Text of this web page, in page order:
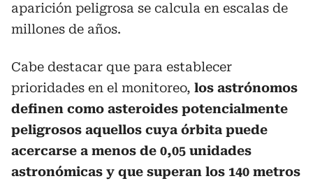
aparición peligrosa se calcula en escalas de
millones de años.
Cabe destacar que para establecer
prioridades en el monitoreo, los astrónomos
definen como asteroides potencialmente
peligrosos aquellos cuya órbita puede
acercarse a menos de 0,05 unidades
astronómicas y que superan los 140 metros